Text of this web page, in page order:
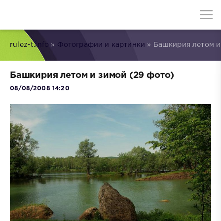
rulez-t.info » Фотографии и картинки » Башкирия летом
Башкирия летом и зимой (29 фото)
08/08/2008 14:20